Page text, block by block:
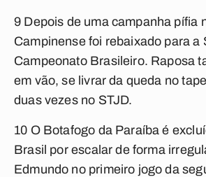
9 Depois de uma campanha pífia
Campinense foi rebaixado para a
Campeonato Brasileiro. Raposa
em vão, se livrar da queda no
duas vezes no STJD.
10 O Botafogo da Paraíba é
Brasil por escalar de forma
Edmundo no primeiro jogo da